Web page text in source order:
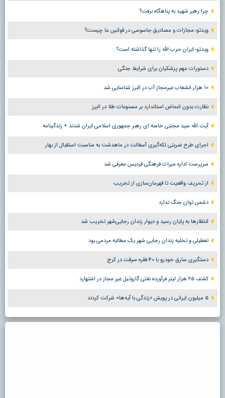
چرا رهبر شهید به پناهگاه نرفت؟
ویدئو؛ مجازات و مصادیق جاسوسی در قوانین ما چیست؟
ویدئو؛ ایران حزب الله را تنها گذاشته است؟
دستورات مهم پزشکیان برای شرایط جنگی
۱۰ هزار انشعاب غیرمجاز آب در البرز شناسایی شد
نظارت بدون اغماض استاندارد بر مصنوعات طلا در البرز
آیت الله سید مجتبی خامنه ای رهبر جمهوری اسلامی ایران شدند + زندگینامه
اجرای طرح ضربتی لکه‌گیری آسفالت در ماهدشت به مناسبت استقبال از بهار
سرپرست اداره میراث فرهنگی فردیس معرفی شد
از تحریف واقعیت تا قهرمان‌سازی از تخریب
دشمن توان جنگ ندارد
انتظارها به پایان رسید و دیوار زندان رجایی‌شهر تخریب شد
تعطیلی و تخلیه زندان رجایی شهر یک مطالبه مردمی بود
دستگیری سارق خودرو با ۴۰ فقره سرقت در کرج
کشف ۲۵ هزار لیتر فرآورده نفتی گازوئیل غیر مجاز در اشتهارد
۵ میلیون ایرانی در پویش «زندگی با آیه‌ها» شرکت کردند